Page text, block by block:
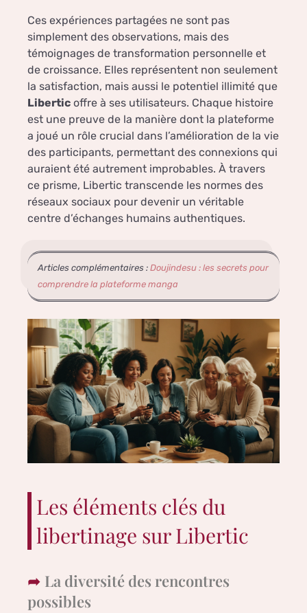
Ces expériences partagées ne sont pas
simplement des observations, mais des
témoignages de transformation personnelle et
de croissance. Elles représentent non seulement
la satisfaction, mais aussi le potentiel illimité que
Libertic offre à ses utilisateurs. Chaque histoire
est une preuve de la manière dont la plateforme
a joué un rôle crucial dans l’amélioration de la vie
des participants, permettant des connexions qui
auraient été autrement improbables. À travers
ce prisme, Libertic transcende les normes des
réseaux sociaux pour devenir un véritable
centre d’échanges humains authentiques.
Articles complémentaires : Doujindesu : les secrets pour
comprendre la plateforme manga
Les éléments clés du
libertinage sur Libertic
La diversité des rencontres
possibles